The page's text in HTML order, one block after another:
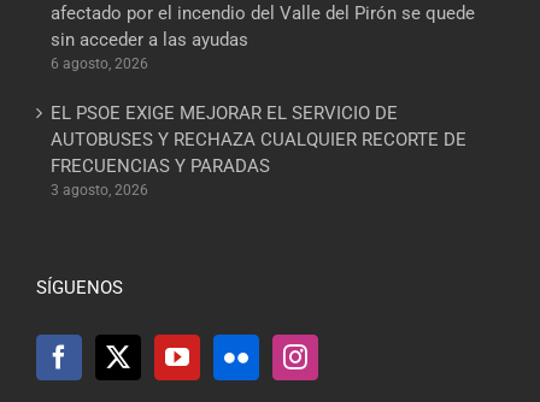
afectado por el incendio del Valle del Pirón se quede
sin acceder a las ayudas
6 agosto, 2026
EL PSOE EXIGE MEJORAR EL SERVICIO DE
AUTOBUSES Y RECHAZA CUALQUIER RECORTE DE
FRECUENCIAS Y PARADAS
3 agosto, 2026
SÍGUENOS